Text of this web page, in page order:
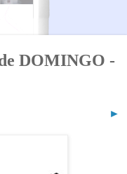
DOMINGO -
►